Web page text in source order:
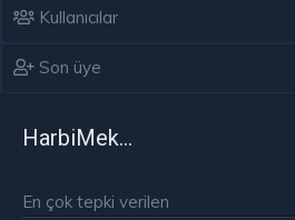
Kullanıcılar
Son üye
HarbiMekân
En çok tepki verilen